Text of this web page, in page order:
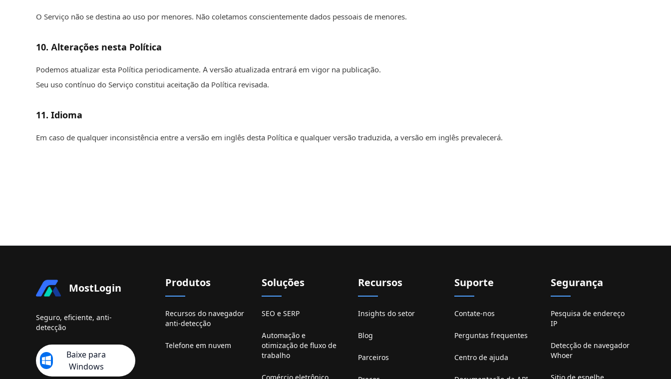
O Serviço não se destina ao uso por menores. Não coletamos conscientemente dados pessoais de menores.
10. Alterações nesta Política
Podemos atualizar esta Política periodicamente. A versão atualizada entrará em vigor na publicação.
Seu uso contínuo do Serviço constitui aceitação da Política revisada.
11. Idioma
Em caso de qualquer inconsistência entre a versão em inglês desta Política e qualquer versão traduzida, a versão em inglês prevalecerá.
MostLogin
Seguro, eficiente, anti-
detecção
Baixe para
Windows
Produtos
Recursos do navegador
anti-detecção
Telefone em nuvem
Soluções
SEO e SERP
Automação e
otimização de fluxo de
trabalho
Comércio eletrônico
Recursos
Insights do setor
Blog
Parceiros
Suporte
Contate-nos
Perguntas frequentes
Centro de ajuda
Segurança
Pesquisa de endereço
IP
Detecção de navegador
Whoer
Sitio de espelhe